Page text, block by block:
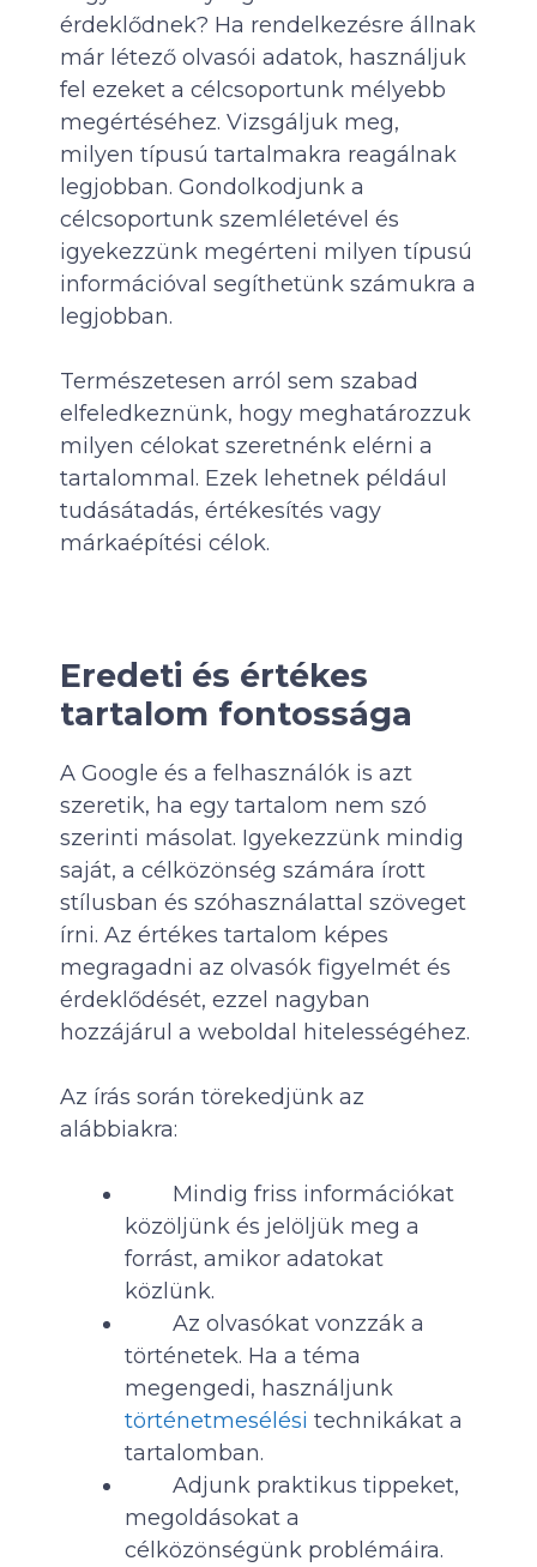
érdeklődnek? Ha rendelkezésre állnak
már létező olvasói adatok, használjuk
fel ezeket a célcsoportunk mélyebb
megértéséhez. Vizsgáljuk meg,
milyen típusú tartalmakra reagálnak
legjobban. Gondolkodjunk a
célcsoportunk szemléletével és
igyekezzünk megérteni milyen típusú
információval segíthetünk számukra a
legjobban.
Természetesen arról sem szabad
elfeledkeznünk, hogy meghatározzuk
milyen célokat szeretnénk elérni a
tartalommal. Ezek lehetnek például
tudásátadás, értékesítés vagy
márkaépítési célok.
Eredeti és értékes
tartalom fontossága
A Google és a felhasználók is azt
szeretik, ha egy tartalom nem szó
szerinti másolat. Igyekezzünk mindig
saját, a célközönség számára írott
stílusban és szóhasználattal szöveget
írni. Az értékes tartalom képes
megragadni az olvasók figyelmét és
érdeklődését, ezzel nagyban
hozzájárul a weboldal hitelességéhez.
Az írás során törekedjünk az
alábbiakra:
Mindig friss információkat
közöljünk és jelöljük meg a
forrást, amikor adatokat
közlünk.
Az olvasókat vonzzák a
történetek. Ha a téma
megengedi, használjunk
történetmesélési technikákat a
tartalomban.
Adjunk praktikus tippeket,
megoldásokat a
célközönségünk problémáira.